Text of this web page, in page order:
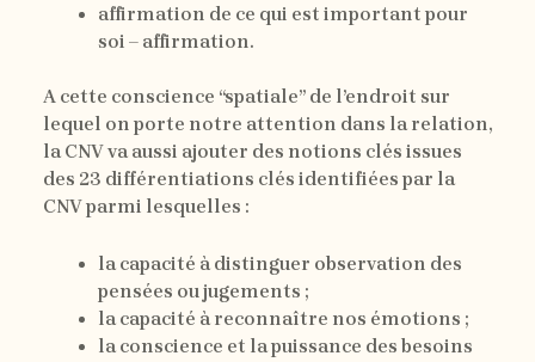
affirmation de ce qui est important pour
soi – affirmation.
A cette conscience “spatiale” de l’endroit sur
lequel on porte notre attention dans la relation,
la CNV va aussi ajouter des notions clés issues
des 23 différentiations clés identifiées par la
CNV parmi lesquelles :
la capacité à distinguer observation des
pensées ou jugements ;
la capacité à reconnaître nos émotions ;
la conscience et la puissance des besoins